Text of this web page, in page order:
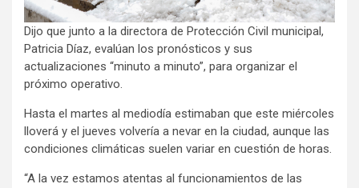
Dijo que junto a la directora de Protección Civil municipal,
Patricia Díaz, evalúan los pronósticos y sus
actualizaciones “minuto a minuto”, para organizar el
próximo operativo.
Hasta el martes al mediodía estimaban que este miércoles
lloverá y el jueves volvería a nevar en la ciudad, aunque las
condiciones climáticas suelen variar en cuestión de horas.
“A la vez estamos atentas al funcionamientos de las